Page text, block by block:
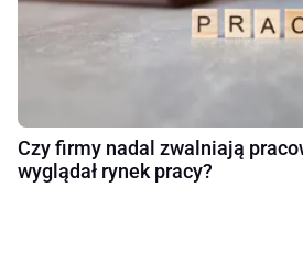
Czy firmy nadal zwalniają
wyglądał rynek pracy?